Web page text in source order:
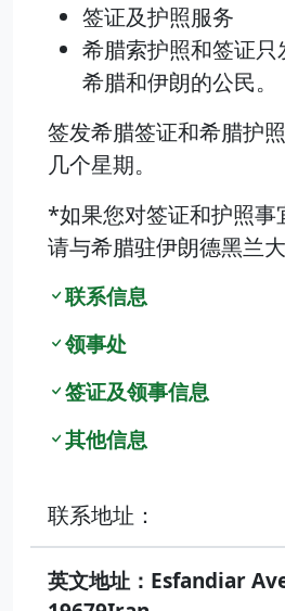
签证及护照服务
希腊索护照和签证
希腊和伊朗的公民。
签发希腊签证和希腊护
几个星期。
*如果您对签证和护照事
请与希腊驻伊朗德黑兰大
联系信息
领事处
签证及领事信息
其他信息
联系地址：
英文地址：Esfandiar